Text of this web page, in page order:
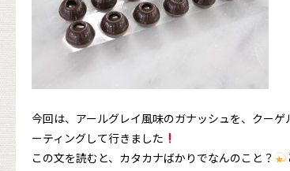
今回は、アールグレイ風味のガナッシュを、クー
ーティングして行きました
この文を読むと、カタカナばかりでなんのこと？